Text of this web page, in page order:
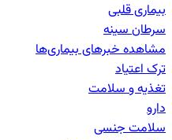
بیماری قلبی
سرطان سینه
مشاهده خبرهایبیماری‌ها
ترک اعتیاد
تغذیه و سلامت
دارو
سلامت جنسی